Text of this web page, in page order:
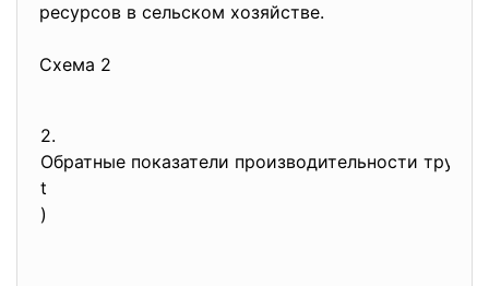
ресурсов в сельском хозяйстве.
Схема 2
2.
Обратные показатели производительности труда
t
)